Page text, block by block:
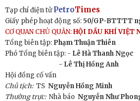
Tạp chí điện tửPetroTimes
Giấy phép hoạt động số: 50/GP-BTTTT
CƠ QUAN CHỦ QUẢN:HỘI DẦU KHÍ VIỆT
Tổng biên tập: Phạm Thuận Thiên
Phó Tổng biên tập: - Lê Hà Thanh Ngọc
- Lê Thị Hồng Anh
Hội đồng cố vấn
Chủ tịch:TS Nguyễn Hồng Minh
Thường trực: Nhà báo Nguyễn Như